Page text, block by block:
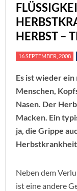
HERBST –
16 SEPTEMBER, 2008
Es ist wieder
Menschen,
Nasen. Der
Macken. Ein
ja, die Grippe
Neben dem
ist eine andere